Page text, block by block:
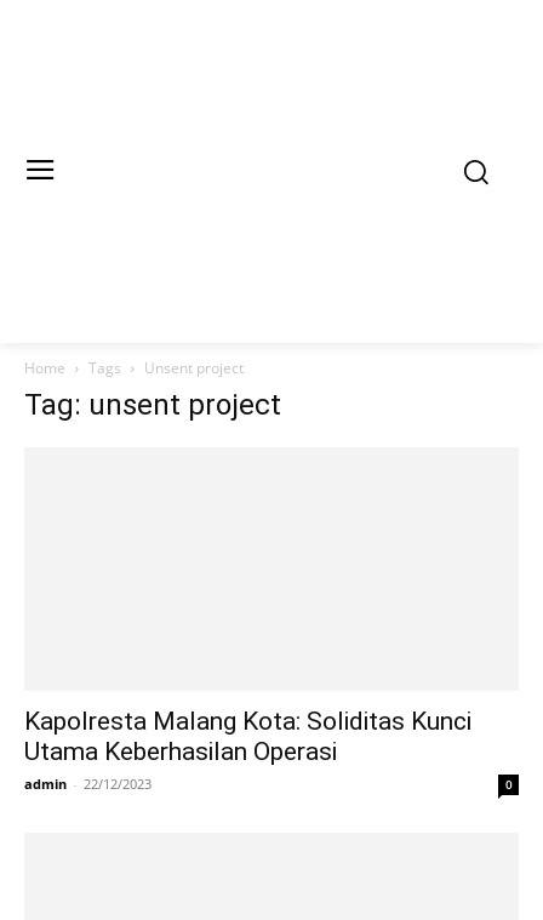
Home Tags Unsent project
Tag: unsent project
Kapolresta Malang Kota: Soliditas Kunci
Utama Keberhasilan Operasi
admin - 22/12/2023 0